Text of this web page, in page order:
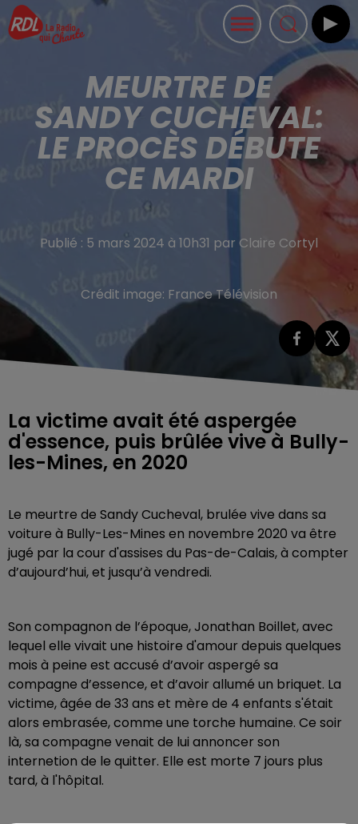
MEURTRE DE
SANDY CUCHEVAL:
LE PROCÈS DÉBUTE
CE MARDI
Publié : 5 mars 2024 à 10h31 par Claire Cortyl
Crédit image: France Télévision
La victime avait été aspergée
d'essence, puis brûlée vive à Bully-
les-Mines, en 2020
Le meurtre de Sandy Cucheval, brulée vive dans sa
voiture à Bully-Les-Mines en novembre 2020 va être
jugé par la cour d'assises du Pas-de-Calais, à compter
d’aujourd’hui, et jusqu’à vendredi.
Son compagnon de l’époque, Jonathan Boillet, avec
lequel elle vivait une histoire d'amour depuis quelques
mois à peine est accusé d’avoir aspergé sa
compagne d’essence, et d’avoir allumé un briquet. La
victime, âgée de 33 ans et mère de 4 enfants s'était
alors embrasée, comme une torche humaine. Ce soir
là, sa compagne venait de lui annoncer son
internetion de le quitter. Elle est morte 7 jours plus
tard, à l'hôpital.